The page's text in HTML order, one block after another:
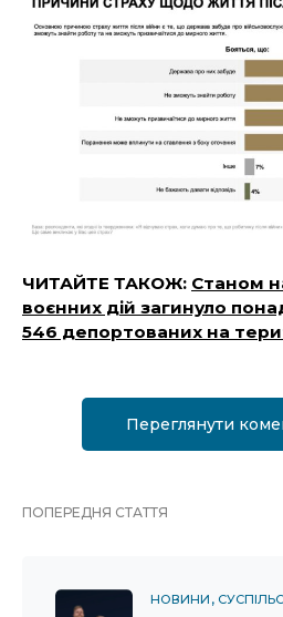
ЧИТАЙТЕ ТАКОЖ: Станом
воєнних дій загинуло
546 депортованих на
Переглянути
ПОПЕРЕДНЯ СТАТТЯ
НОВИНИ